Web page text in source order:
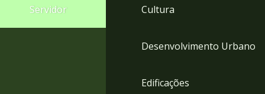
para
Servidor Cultura
Desenvolvimento Urbano
Edificações